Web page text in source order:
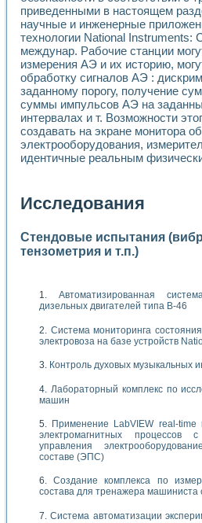
приведенными в настоящем
научные и инженерные
технологии National Instruments:
междунар. Рабочие станции
измерения АЭ и их историю,
обработку сигналов АЭ :
заданному порогу, получение
суммы импульсов АЭ на
интервалах и т. Возможности
создавать на экране монитора
электрооборудования,
идентичные реальным
Исследования
Стендовые испытания
тензометрия и т.п.)
Автоматизированная
дизельных двигателей типа В-46
Система мониторинга
электровоза на базе устройств
Контроль духовых музыкальных
Лабораторный комплекс по
машин
Применение LabVIEW real-
электромагнитных
управления
составе (ЭПС)
Создание комплекса по
состава для тренажера машиниста
Система автоматизации